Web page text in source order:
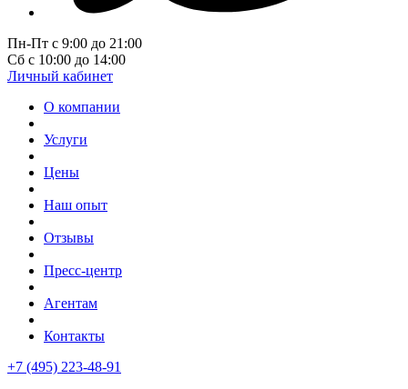
Пн-Пт с 9:00 до 21:00
Сб с 10:00 до 14:00
Личный кабинет
О компании
Услуги
Цены
Наш опыт
Отзывы
Пресс-центр
Агентам
Контакты
+7 (495) 223-48-91